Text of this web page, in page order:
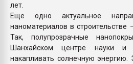
лет.
Еще одно актуальное
наноматериалов в строительстве
Так, полупрозрачные
Шанхайском центре науки и
накапливать солнечную энергию.